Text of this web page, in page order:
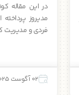
در این مقاله
مدیروز
فردی و مدیریت
02 آگوست 2025